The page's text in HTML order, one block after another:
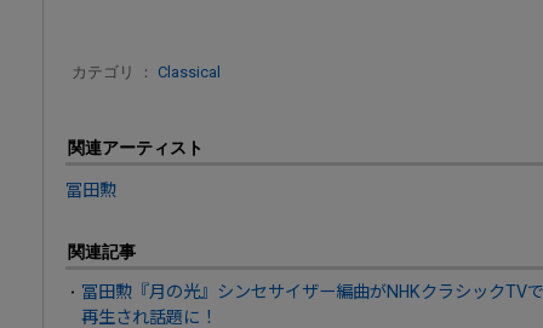
カテゴリ ： Classical
関連アーティスト
冨田勲
関連記事
冨田勲『月の光』シンセサイザー編曲がNHKクラシックTV
再生され話題に！